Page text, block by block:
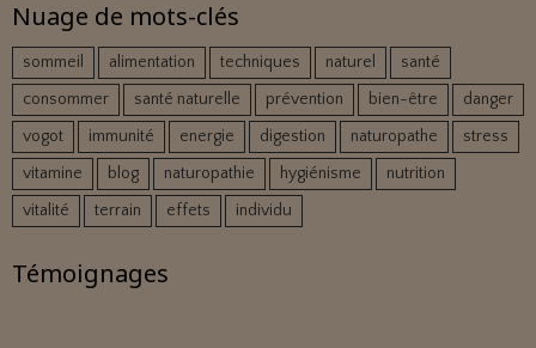
Nuage de mots-clés
sommeil alimentation techniques naturel
santé
consommer
santé naturelle prévention bien-être
danger
vogot
immunité energie digestion naturopathe
stress
vitamine
blog naturopathie hygiénisme
nutrition
vitalité
terrain effets individu
Témoignages